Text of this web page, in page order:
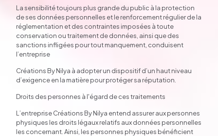
La sensibilité toujours plus grande du public à la protection
de ses données personnelles et le renforcement régulier de la
réglementation et des contraintes imposées à toute
conservation ou traitement de données, ainsi que des
sanctions infligées pour tout manquement, conduisent
l’entreprise
Créations By Nilya à adopter un dispositif d’un haut niveau
d’exigence en la matière pour protéger sa réputation.
Droits des personnes à l'égard de ces traitements
L’entreprise Créations By Nilya entend assurer aux personnes
physiques les droits légaux relatifs aux données personnelles
les concernant. Ainsi, les personnes physiques bénéficient